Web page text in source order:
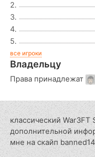
2.
3.
4.
5.
все игроки
Владельцу
Права принадлежат
классический War3FT
дополнительной
мне на скайп